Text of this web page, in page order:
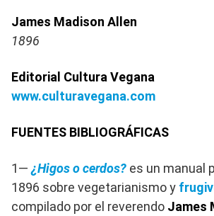
James Madison Allen
1896
Editorial Cultura Vegana
www.culturavegana.com
FUENTES BIBLIOGRÁFICAS
1—¿Higos o cerdos? es un manual
1896 sobre vegetarianismo y
compilado por el reverendo James